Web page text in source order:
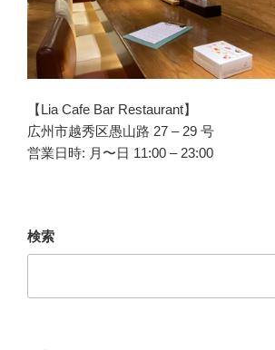
【Lia Cafe Bar Restaurant】
広州市越秀区愚山路 27 – 29 号
営業日時: 月〜日 11:00 – 23:00
検索